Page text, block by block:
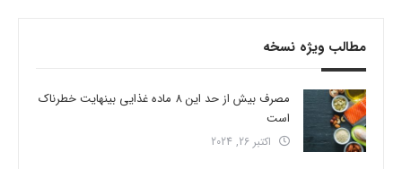
مطالب ویژه نسخه
مصرف بیش از حد این 8 ماده غذایی بینهایت خطرناک
است
اکتبر 26, 2024